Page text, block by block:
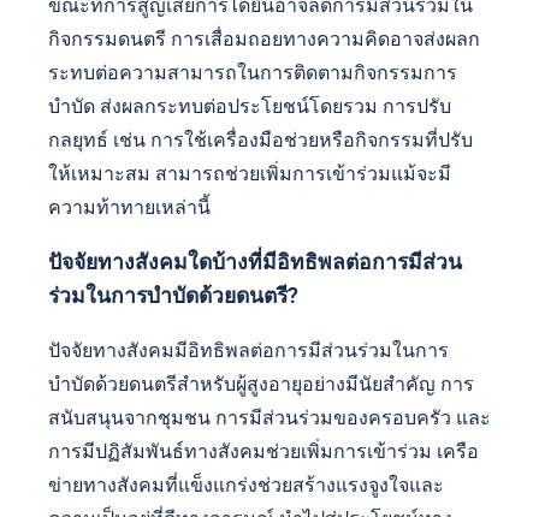
ข้อจำกัดทางกายภาพสามารถส่งผลกระทบต่อ
การเข้าร่วมในการบำบัดด้วยดนตรีได้อย่างไร?
ข้อจำกัดทางกายภาพสามารถขัดขวางการเข้าร่วมใน
การบำบัดด้วยดนตรีสำหรับผู้สูงอายุอย่างมีนัยสำคัญ
ปัญหาด้านการเคลื่อนไหวอาจจำกัดการเข้าถึงเซสชัน
ขณะที่การสูญเสียการได้ยินอาจลดการมีส่วนร่วมใน
กิจกรรมดนตรี การเสื่อมถอยทางความคิดอาจส่งผลก
ระทบต่อความสามารถในการติดตามกิจกรรมการ
กลยุทธ์ เช่น การใช้เครื่องมือช่วยหรือกิจกรรมที่ปรับ
ให้เหมาะสม สามารถช่วยเพิ่มการเข้าร่วมแม้จะมี
ความท้าทายเหล่านี้
ปัจจัยทางสังคมใดบ้างที่มีอิทธิพลต่อการมีส่วน
ร่วมในการบำบัดด้วยดนตรี?